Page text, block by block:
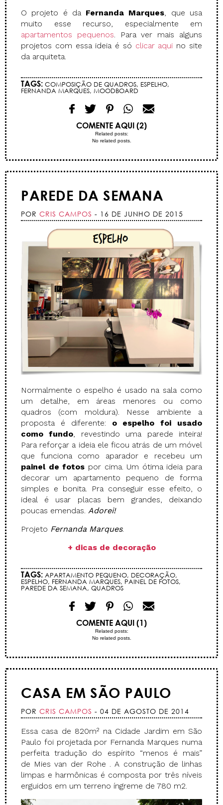
O projeto é da Fernanda Marques, que usa
muito esse recurso, especialmente em
apartamentos pequenos. Para ver mais alguns
projetos com essa ideia é só clicar aqui no site
da arquiteta.
TAGS: COMPOSIÇÃO DE QUADROS, ESPELHO,
FERNANDA MARQUES, MOODBOARD
COMENTE AQUI (2)
Related posts:
No related posts.
PAREDE DA SEMANA
POR CRIS CAMPOS - 16 DE JUNHO DE 2015
Normalmente o espelho é usado na sala como
um detalhe, em áreas menores ou como
quadros (com moldura). Nesse ambiente a
proposta é diferente: o espelho foi usado
como fundo, revestindo uma parede inteira!
Para reforçar a ideia ele ficou atrás de um móvel
que funciona como aparador e recebeu um
painel de fotos por cima. Um ótima ideia para
decorar um apartamento pequeno de forma
simples e bonita. Pra conseguir esse efeito, o
ideal é usar placas bem grandes, deixando
poucas emendas. Adorei!
Projeto Fernanda Marques.
+ dicas de decoração
TAGS: APARTAMENTO PEQUENO, DECORAÇÃO,
ESPELHO, FERNANDA MARQUES, PAINEL DE FOTOS,
PAREDE DA SEMANA, QUADROS
COMENTE AQUI (1)
Related posts:
No related posts.
CASA EM SÃO PAULO
POR CRIS CAMPOS - 04 DE AGOSTO DE 2014
Essa casa de 820m² na Cidade Jardim em São
Paulo foi projetada por Fernanda Marques numa
perfeita tradução do espírito “menos é mais”
de Mies van der Rohe . A construção de linhas
limpas e harmônicas é composta por três níveis
erguidos em um terreno íngreme de 780 m2.